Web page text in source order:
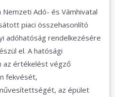
Adó- és Vámhivatal
piaci összehasonlító
adóhatóság rendelkezésére
el. A hatósági
az értékelést végző
fekvését,
az épület